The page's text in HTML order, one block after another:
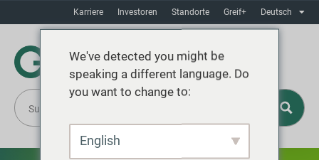
Karriere Investoren Standorte Greif+ Deutsch
We've detected you might be
speaking a different language. Do
you want to change to:
English